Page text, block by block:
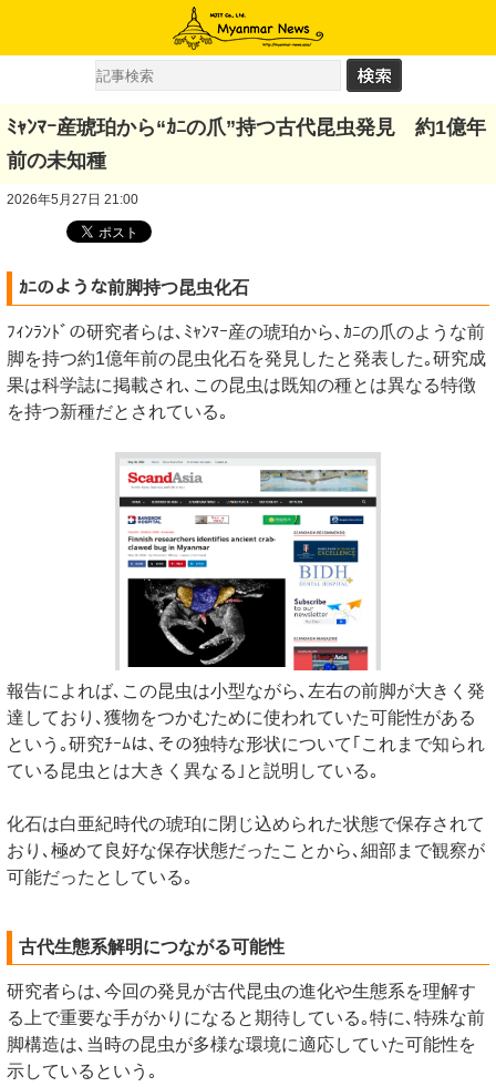
ﾐｬﾝﾏｰ産琥珀から“ｶﾆの爪”持つ古代昆虫発見 約1億年
前の未知種
2026年5月27日 21:00
ｶﾆのような前脚持つ昆虫化石
ﾌｨﾝﾗﾝﾄﾞの研究者らは､ﾐｬﾝﾏｰ産の琥珀から､ｶﾆの爪のような前
脚を持つ約1億年前の昆虫化石を発見したと発表した｡研究成
果は科学誌に掲載され､この昆虫は既知の種とは異なる特徴
を持つ新種だとされている｡
報告によれば､この昆虫は小型ながら､左右の前脚が大きく発
達しており､獲物をつかむために使われていた可能性がある
という｡研究ﾁｰﾑは､その独特な形状について｢これまで知られ
ている昆虫とは大きく異なる｣と説明している｡
化石は白亜紀時代の琥珀に閉じ込められた状態で保存されて
おり､極めて良好な保存状態だったことから､細部まで観察が
可能だったとしている｡
古代生態系解明につながる可能性
研究者らは､今回の発見が古代昆虫の進化や生態系を理解す
る上で重要な手がかりになると期待している｡特に､特殊な前
脚構造は､当時の昆虫が多様な環境に適応していた可能性を
示しているという｡